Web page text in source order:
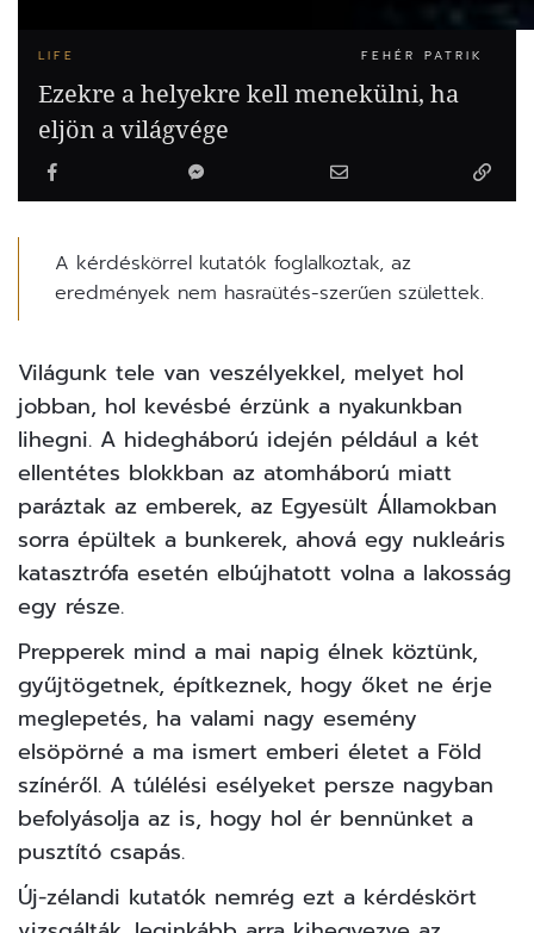
LIFE FEHÉR PATRIK
Ezekre a helyekre kell menekülni, ha
eljön a világvége
A kérdéskörrel kutatók foglalkoztak, az
eredmények nem hasraütés-szerűen születtek.
Világunk tele van veszélyekkel, melyet hol
jobban, hol kevésbé érzünk a nyakunkban
lihegni. A hidegháború idején például a két
ellentétes blokkban az atomháború miatt
paráztak az emberek, az Egyesült Államokban
sorra épültek a bunkerek, ahová egy nukleáris
katasztrófa esetén elbújhatott volna a lakosság
egy része.
Prepperek mind a mai napig élnek köztünk,
gyűjtögetnek, építkeznek, hogy őket ne érje
meglepetés, ha valami nagy esemény
elsöpörné a ma ismert emberi életet a Föld
színéről. A túlélési esélyeket persze nagyban
befolyásolja az is, hogy hol ér bennünket a
pusztító csapás.
Új-zélandi kutatók nemrég ezt a kérdéskört